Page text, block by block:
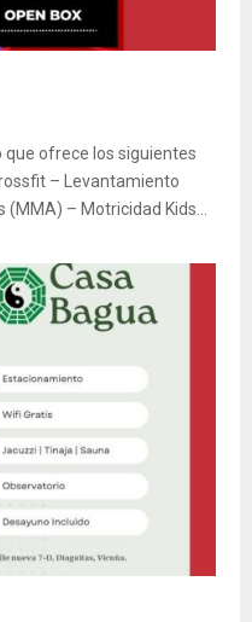
ofrece los siguientes
– Levantamiento
– Motricidad Kids...